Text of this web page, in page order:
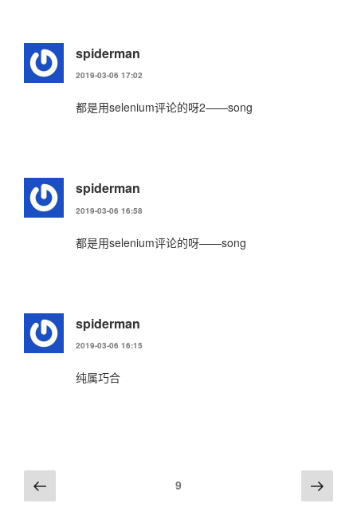
spiderman
2019-03-06 17:02
都是用selenium评论的呀2——song
spiderman
2019-03-06 16:58
都是用selenium评论的呀——song
spiderman
2019-03-06 16:15
纯属巧合
评
论 一
9 下
一